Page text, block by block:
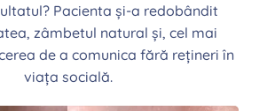
Pacienta și-a redobândit
zâmbetul natural și, cel mai
de a comunica fără rețineri în
viața socială.